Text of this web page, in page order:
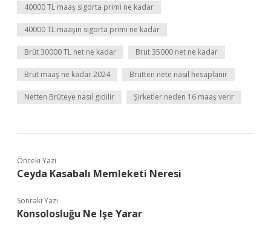
40000 TL maaş sigorta primi ne kadar
40000 TL maaşın sigorta primi ne kadar
Brüt 30000 TL net ne kadar Brüt 35000 net ne kadar
Brüt maaş ne kadar 2024 Brütten nete nasıl hesaplanır
Netten Brüteye nasıl gidilir Şirketler neden 16 maaş verir
Önceki Yazı
Ceyda Kasabalı Memleketi Neresi
Sonraki Yazı
Konsolosluğu Ne Işe Yarar